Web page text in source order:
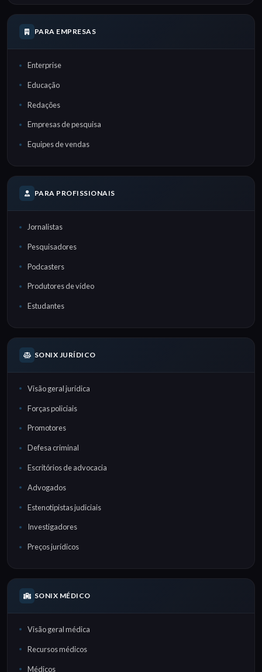
PARA EMPRESAS
Enterprise
Educação
Redações
Empresas de pesquisa
Equipes de vendas
PARA PROFISSIONAIS
Jornalistas
Pesquisadores
Podcasters
Produtores de vídeo
Estudantes
SONIX JURÍDICO
Visão geral jurídica
Forças policiais
Promotores
Defesa criminal
Escritórios de advocacia
Advogados
Estenotipistas judiciais
Investigadores
Preços jurídicos
SONIX MÉDICO
Visão geral médica
Recursos médicos
Médicos